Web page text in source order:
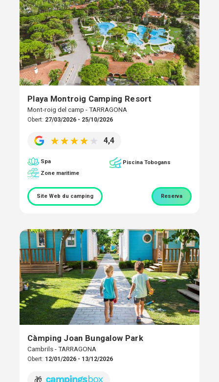
Playa Montroig Camping Resort
Mont-roig del camp - TARRAGONA
Obert: 27/03/2026 - 25/10/2026
4,4
Spa
Piscina Tobogans
Zone maritime
Site Web du camping Reserva
Càmping Joan Bungalow Park
Cambrils - TARRAGONA
Obert: 12/01/2026 - 13/12/2026
🎁